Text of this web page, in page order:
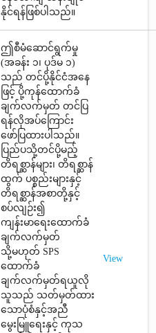
နိုင်ရန်ဖြစ်ပါသည်။
ဤစီမံဆောင်ရွက်မှု
(အခန်း ၁၊ ပုဒ်မ ၁)
သည် တင်ပို့နိုင်ငံအနေ
ဖြင့် ပို့ကုန်ထောက်ခံ
ချက်လက်မှတ် တင်ပြ
ရန်လိုအပ်ကြောင်း
ဖော်ပြထားပါသည်။
ပြည်ပသို့တင်ပို့မည့်
တိရစ္ဆာန်များ၊ တိရစ္ဆာန်
ထွက် ပစ္စည်းများနှင့်
တိရစ္ဆာန်အစာတို့နှင့်
စပ်လျဉ်း၍
ကျန်းမာရေးထောက်ခံ
ချက်လက်မှတ်
သို့မဟုတ် SPS
ထောက်ခံ
ချက်လက်မှတ်ရယူလို
သူသည် သတ်မှတ်ထား
သောပုံစံနှင့်အညီ
မွေးမြူရေးနှင့် ကုသ
View